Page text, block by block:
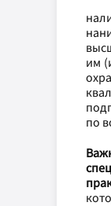
им
по